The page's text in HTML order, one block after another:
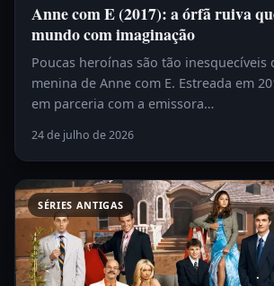
Anne com E (2017): a órfã ruiva
mundo com imaginação
Poucas heroínas são tão inesquecíveis
menina de Anne com E. Estreada em
em parceria com a emissora…
24 de julho de 2026
SÉRIES ANTIGAS